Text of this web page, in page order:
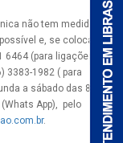
não tem medido
e, se coloca à
6464 (para ligações de
3383-1982 ( para
a sábado das 8 às
App), pelo
.